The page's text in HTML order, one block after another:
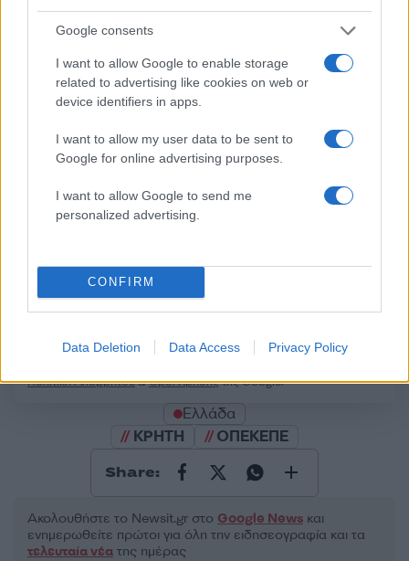
Google consents
I want to allow Google to enable storage
related to advertising like cookies on web or
device identifiers in apps.
I want to allow my user data to be sent to
Google for online advertising purposes.
I want to allow Google to send me
personalized advertising.
CONFIRM
Data Deletion Data Access Privacy Policy
Σχόλια
50 /50
Πολιτική Απορρήτου&Όροι Χρήσηςτης Google.
Ελλάδα
ΚΡΗΤΗ
ΟΠΕΚΕΠΕ
Share:
Ακολουθήστε το Νewsit.gr στο Google News και
ενημερωθείτε πρώτοι για όλη την ειδησεογραφία και τα
τελευταία νέα της ημέρας